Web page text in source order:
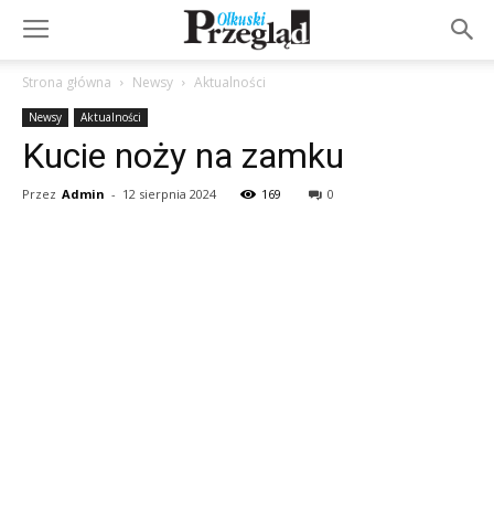
Strona główna Newsy Aktualności
Newsy Aktualności
Kucie noży na zamku
Przez Admin - 12 sierpnia 2024 169 0